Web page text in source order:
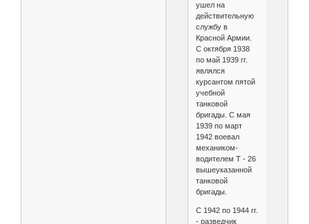
ушел на
действительную
службу в
Красной Армии.
С октября 1938
по май 1939 гг.
являлся
курсантом пятой
учебной
танковой
бригады. С мая
1939 по март
1942 воевал
механиком-
водителем Т - 26
вышеуказанной
танковой
бригады.
С 1942 по 1944 гг.
- разведчик